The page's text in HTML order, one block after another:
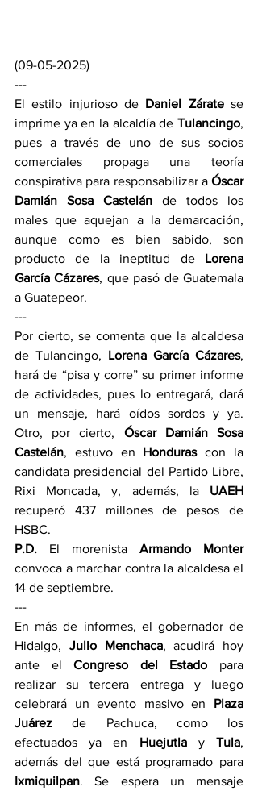
(09-05-2025)
---
El estilo injurioso de Daniel Zárate se
imprime ya en la alcaldía de Tulancingo,
pues a través de uno de sus socios
comerciales propaga una teoría
conspirativa para responsabilizar a Óscar
Damián Sosa Castelán de todos los
males que aquejan a la demarcación,
aunque como es bien sabido, son
producto de la ineptitud de Lorena
García Cázares, que pasó de Guatemala
a Guatepeor.
---
Por cierto, se comenta que la alcaldesa
de Tulancingo, Lorena García Cázares,
hará de “pisa y corre” su primer informe
de actividades, pues lo entregará, dará
un mensaje, hará oídos sordos y ya.
Otro, por cierto, Óscar Damián Sosa
Castelán, estuvo en Honduras con la
candidata presidencial del Partido Libre,
Rixi Moncada, y, además, la
recuperó 437 millones de pesos de
HSBC.
P.D. El morenista Armando Monter
convoca a marchar contra la alcaldesa el
14 de septiembre.
---
En más de informes, el gobernador de
Hidalgo, Julio Menchaca, acudirá hoy
ante el Congreso del Estado para
realizar su tercera entrega y luego
celebrará un evento masivo en Plaza
Juárez de Pachuca, como los
efectuados ya en Huejutla y Tula,
Ixmiquilpan. Se espera un mensaje